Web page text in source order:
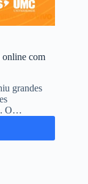
online com
grandes
O…